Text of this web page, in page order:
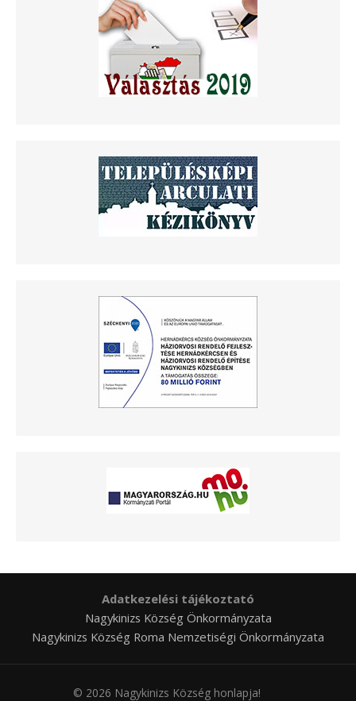
Adatkezelési tájékoztató
Nagykinizs Község Önkormányzata
Nagykinizs Község Roma Nemzetiségi Önkormányzata
© 2026 Nagykinizs Község honlapja!